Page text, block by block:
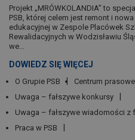
Projekt „MRÓWKOLANDIA” to
PSB, której celem jest remont i
edukacyjnej w Zespole Placówek
Rewalidacyjnych w Wodzisławiu
we...
DOWIEDZ SIĘ WIĘCEJ
O Grupie PSB Centrum prasowe
Uwaga – fałszywe konkursy
Uwaga – fałszywe wiadomości z
Praca w PSB